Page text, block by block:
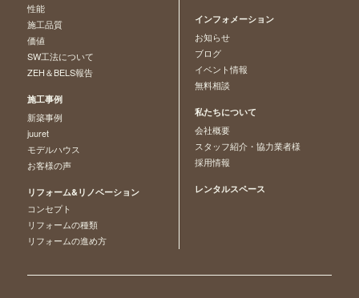
性能
施工品質
価値
SW工法について
ZEH＆BELS報告
施工事例
新築事例
juuret
モデルハウス
お客様の声
リフォーム&リノベーション
コンセプト
リフォームの種類
リフォームの進め方
インフォメーション
お知らせ
ブログ
イベント情報
無料相談
私たちについて
会社概要
スタッフ紹介・協力業者様
採用情報
レンタルスペース